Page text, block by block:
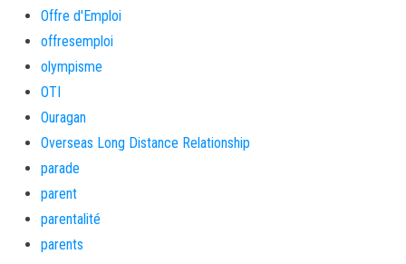
Offre d'Emploi
offresemploi
olympisme
OTI
Ouragan
Overseas Long Distance Relationship
parade
parent
parentalité
parents